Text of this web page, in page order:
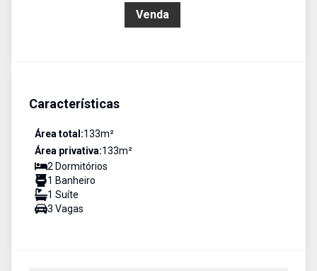
Venda
Características
Área total:133m²
Área privativa:133m²
2 Dormitórios
1 Banheiro
1 Suíte
3 Vagas